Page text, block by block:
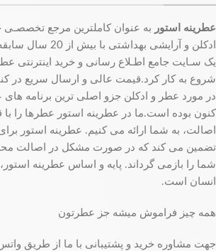
عطرینه استور به عنوان کاملترین مرجع تخصصـی
ادکلن و آرایشی
یک سـایت جامع اطـلاع رسانی و خرید اینترنتی
شروع به کار کرد.قیمت عالی و ارسال سریع در
در مورد عطر و ادکلن جزو اصلی ترین برنامه های
کنون بوده است.ما در عطرینه استور عطرها را
اصالت، به شما ارائه می کنیم. عطرینه استور
تضمین می کند که در صورت مشکل در اصالت
شما را بازمی گرداند. پایه و اساس عطرینه
انسان است.
همه چیز فراموش میشه جز عطرتون
جهت مشاوره خرید و پشتیبانی با ما از طریق